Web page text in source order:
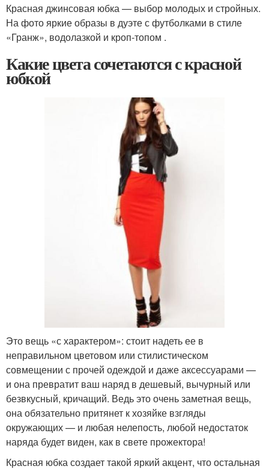
Красная джинсовая юбка — выбор молодых и стройных.
На фото яркие образы в дуэте с футболками в стиле
«Гранж», водолазкой и кроп-топом .
Какие цвета сочетаются с красной
юбкой
Это вещь «с характером»: стоит надеть ее в
неправильном цветовом или стилистическом
совмещении с прочей одеждой и даже аксессуарами —
и она превратит ваш наряд в дешевый, вычурный или
безвкусный, кричащий. Ведь это очень заметная вещь,
она обязательно притянет к хозяйке взгляды
окружающих — и любая нелепость, любой недостаток
наряда будет виден, как в свете прожектора!
Красная юбка создает такой яркий акцент, что остальная